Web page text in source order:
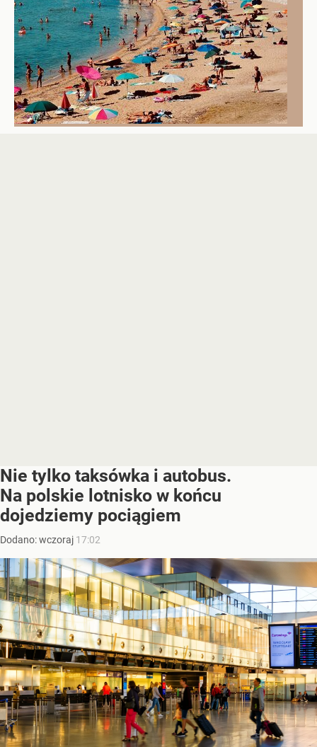
Nie tylko taksówka i autobus.
Na polskie lotnisko w końcu
dojedziemy pociągiem
Dodano:wczoraj 17:02